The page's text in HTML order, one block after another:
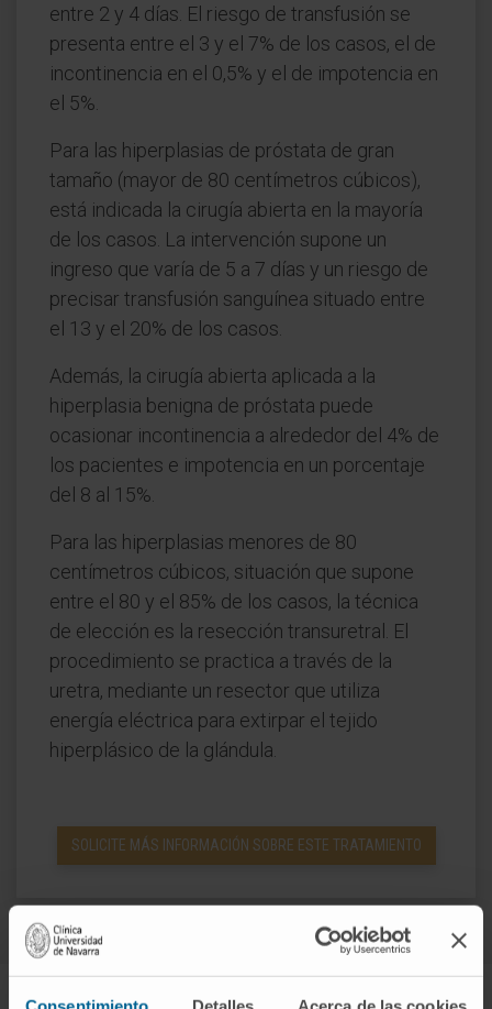
entre 2 y 4 días. El riesgo de transfusión se
presenta entre el 3 y el 7% de los casos, el de
incontinencia en el 0,5% y el de impotencia en
el 5%.
Para las hiperplasias de próstata de gran
tamaño (mayor de 80 centímetros cúbicos),
está indicada la cirugía abierta en la mayoría
de los casos. La intervención supone un
ingreso que varía de 5 a 7 días y un riesgo de
precisar transfusión sanguínea situado entre
el 13 y el 20% de los casos.
Además, la cirugía abierta aplicada a la
hiperplasia benigna de próstata puede
ocasionar incontinencia a alrededor del 4% de
los pacientes e impotencia en un porcentaje
del 8 al 15%.
Para las hiperplasias menores de 80
centímetros cúbicos, situación que supone
entre el 80 y el 85% de los casos, la técnica
de elección es la resección transuretral. El
procedimiento se practica a través de la
uretra, mediante un resector que utiliza
energía eléctrica para extirpar el tejido
hiperplásico de la glándula.
SOLICITE MÁS INFORMACIÓN SOBRE ESTE TRATAMIENTO